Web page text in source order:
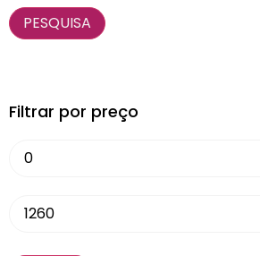
PESQUISA
Filtrar por preço